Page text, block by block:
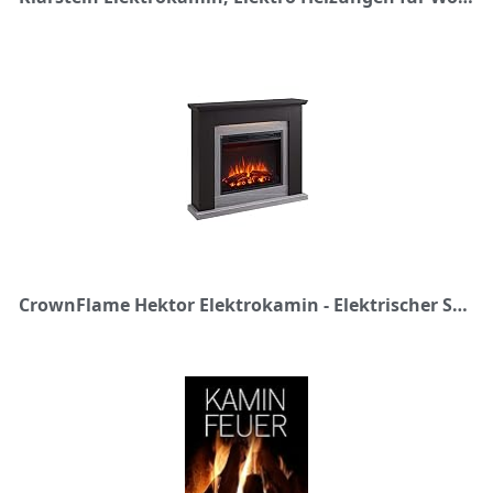
CrownFlame Hektor Elektrokamin - Elektrischer Standkamin mit Heizung 1000/2000 W, realistischer 3D-Flammeneffekt, LED-Beleuchtung, Fernbedienung programmierbar, Timer, Thermostat - Dunkelbraun